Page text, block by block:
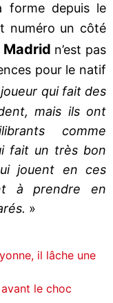
forme depuis le
numéro un côté
Madrid n’est pas
pour le natif
qui fait des
mais ils ont
comme
fait un très bon
jouent en ces
à prendre en
»
il lâche une
le choc